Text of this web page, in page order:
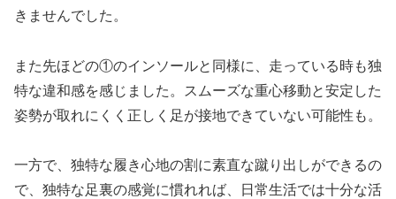
きませんでした。
また先ほどの①のインソールと同様に、走っている時も独
特な違和感を感じました。スムーズな重心移動と安定した
姿勢が取れにくく正しく足が接地できていない可能性も。
一方で、独特な履き心地の割に素直な蹴り出しができるの
で、独特な足裏の感覚に慣れれば、日常生活では十分な活